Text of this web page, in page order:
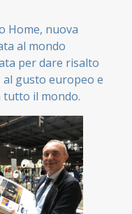
Home, nuova
al mondo
per dare risalto
gusto europeo e
il mondo.